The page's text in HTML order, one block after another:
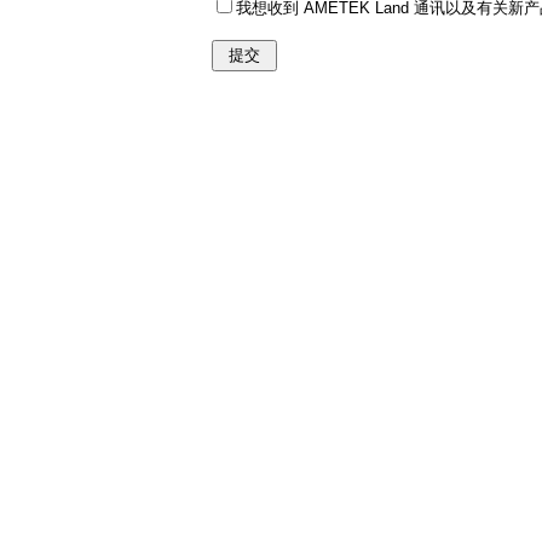
我想收到 AMETEK Land 通讯以及有关新产